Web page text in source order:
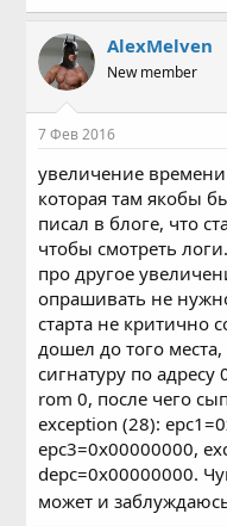
AlexMelven
New member
7 Фев 2016
увеличение времени
которая там якобы
писал в блоге, что
чтобы смотреть
про другое
опрашивать не
старта не критично
дошел до того
сигнатуру по
rom 0, после чего
exception (28):
epc3=0x00000000,
depc=0x00000000.
может и